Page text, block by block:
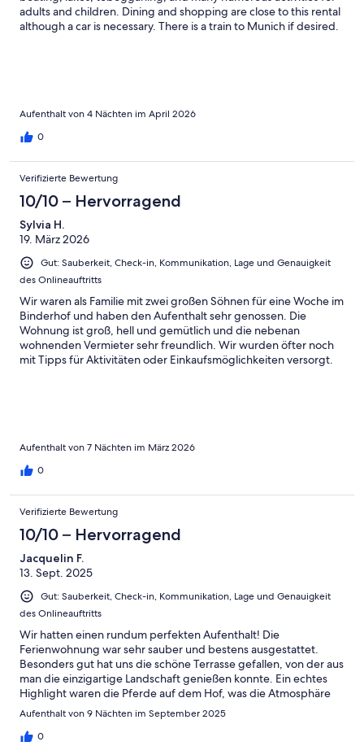
adults and children. Dining and shopping are close to this rental
although a car is necessary. There is a train to Munich if desired.
Aufenthalt von 4 Nächten im April 2026
0
Verifizierte Bewertung
10/10 – Hervorragend
Sylvia H.
19. März 2026
Gut: Sauberkeit, Check-in, Kommunikation, Lage und Genauigkeit
des Onlineauftritts
Wir waren als Familie mit zwei großen Söhnen für eine Woche im
Binderhof und haben den Aufenthalt sehr genossen. Die
Wohnung ist groß, hell und gemütlich und die nebenan
wohnenden Vermieter sehr freundlich. Wir wurden öfter noch
mit Tipps für Aktivitäten oder Einkaufsmöglichkeiten versorgt.
Aufenthalt von 7 Nächten im März 2026
0
Verifizierte Bewertung
10/10 – Hervorragend
Jacquelin F.
13. Sept. 2025
Gut: Sauberkeit, Check-in, Kommunikation, Lage und Genauigkeit
des Onlineauftritts
Wir hatten einen rundum perfekten Aufenthalt! Die
Ferienwohnung war sehr sauber und bestens ausgestattet.
Besonders gut hat uns die schöne Terrasse gefallen, von der aus
man die einzigartige Landschaft genießen konnte. Ein echtes
Highlight waren die Pferde auf dem Hof, was die Atmosphäre
noch idyllischer gemacht hat.Der Wohlfühlfaktor lag bei 1000 –
man merkt sofort, dass hier mit Herz gearbeitet wird. Die nette
Vermieterin hat uns sehr herzlich empfangen und es war
Aufenthalt von 9 Nächten im September 2025
0